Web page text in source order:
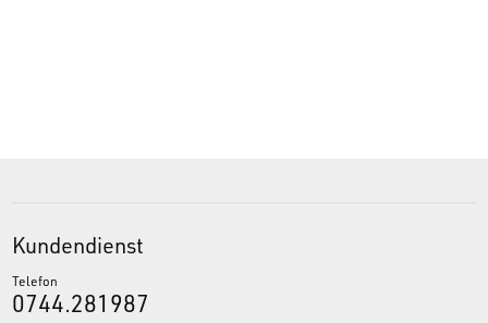
Kundendienst
Telefon
0744.281987